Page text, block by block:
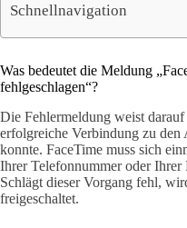
Schnellnavigation
Was bedeutet die Meldung
fehlgeschlagen“?
Die Fehlermeldung weist
erfolgreiche Verbindung zu den
konnte. FaceTime muss sich
Ihrer Telefonnummer oder
Schlägt dieser Vorgang fehl,
freigeschaltet.